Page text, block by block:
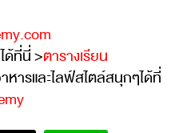
ด้ที่นี่ >ตารางเรียน
ารและไลฟ์สไตล์สนุกๆได้ที่